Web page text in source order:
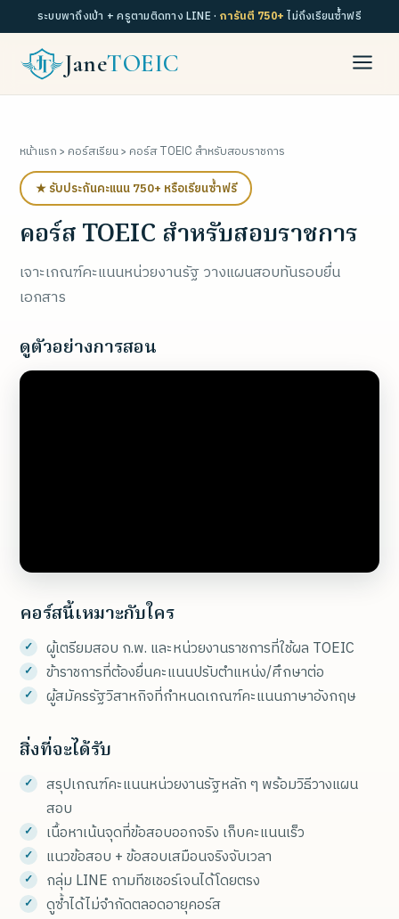
ระบบพาถึงเป้า + ครูตามติดทาง LINE · การันตี 750+ ไม่ถึงเรียนซ้ำฟรี
JaneTOEIC
หน้าแรก › คอร์สเรียน› คอร์ส TOEIC สำหรับสอบราชการ
★ รับประกันคะแนน 750+ หรือเรียนซ้ำฟรี
คอร์ส TOEIC สำหรับสอบราชการ
เจาะเกณฑ์คะแนนหน่วยงานรัฐ วางแผนสอบทันรอบยื่น
เอกสาร
ดูตัวอย่างการสอน
คอร์สนี้เหมาะกับใคร
ผู้เตรียมสอบ ก.พ. และหน่วยงานราชการที่ใช้ผล TOEIC
ข้าราชการที่ต้องยื่นคะแนนปรับตำแหน่ง/ศึกษาต่อ
ผู้สมัครรัฐวิสาหกิจที่กำหนดเกณฑ์คะแนนภาษาอังกฤษ
สิ่งที่จะได้รับ
สรุปเกณฑ์คะแนนหน่วยงานรัฐหลัก ๆ พร้อมวิธีวางแผน
สอบ
เนื้อหาเน้นจุดที่ข้อสอบออกจริง เก็บคะแนนเร็ว
แนวข้อสอบ + ข้อสอบเสมือนจริงจับเวลา
กลุ่ม LINE ถามทีชเชอร์เจนได้โดยตรง
ดูซ้ำได้ไม่จำกัดตลอดอายุคอร์ส